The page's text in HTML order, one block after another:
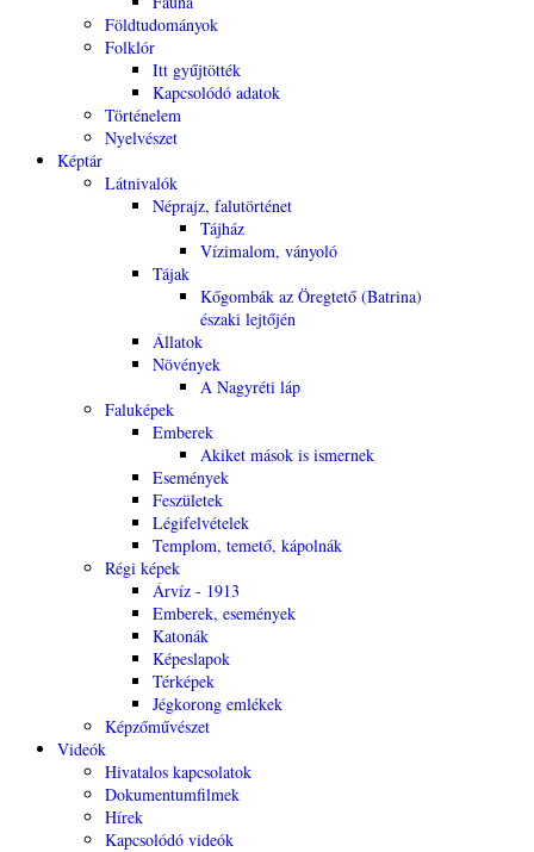
Földtudományok
Folklór
Itt gyűjtötték
Kapcsolódó adatok
Történelem
Nyelvészet
Képtár
Látnivalók
Néprajz, falutörténet
Tájház
Vízimalom, ványoló
Tájak
Kőgombák az Öregtető (Batrina)
északi lejtőjén
Állatok
Növények
A Nagyréti láp
Faluképek
Emberek
Akiket mások is ismernek
Események
Feszületek
Légifelvételek
Templom, temető, kápolnák
Régi képek
Árvíz - 1913
Emberek, események
Katonák
Képeslapok
Térképek
Jégkorong emlékek
Képzőművészet
Videók
Hivatalos kapcsolatok
Dokumentumfilmek
Hírek
Kapcsolódó videók